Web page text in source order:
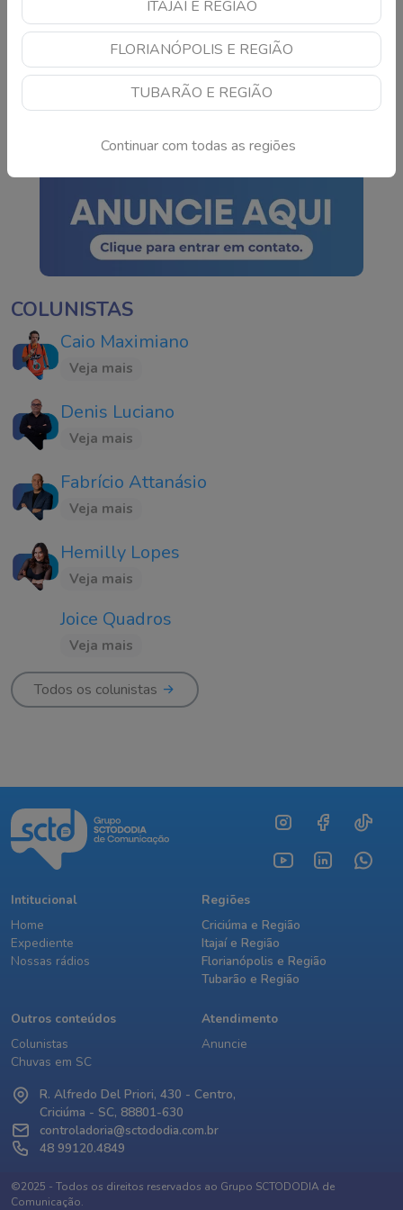
ITAJAÍ E REGIÃO
FLORIANÓPOLIS E REGIÃO
TUBARÃO E REGIÃO
Continuar com todas as regiões
Operação contra tráfico
prende três pessoas no
Sul de Santa Catarina
Continue lendo
COLUNISTAS
Caio Maximiano
Veja mais
Denis Luciano
Veja mais
Fabrício Attanásio
Veja mais
Hemilly Lopes
Veja mais
Joice Quadros
Veja mais
Todos os colunistas
Intitucional
Home
Expediente
Nossas rádios
Regiões
Criciúma e Região
Itajaí e Região
Florianópolis e Região
Tubarão e Região
Outros conteúdos
Colunistas
Chuvas em SC
Atendimento
Anuncie
R. Alfredo Del Priori, 430 - Centro,
Criciúma - SC, 88801-630
controladoria@sctododia.com.br
48 99120.4849
©2025 - Todos os direitos reservados ao Grupo SCTODODIA de
Comunicação.